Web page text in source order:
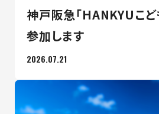
神戸阪急「HANKYUこど
参加します
2026.07.21